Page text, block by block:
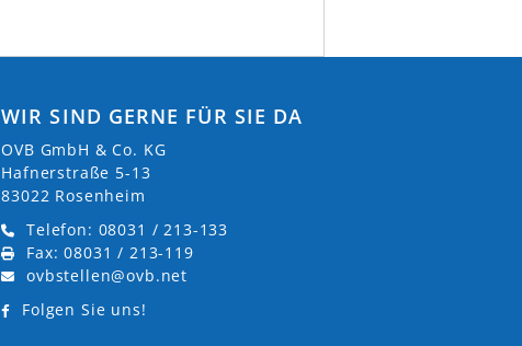
WIR SIND GERNE FÜR SIE DA
OVB GmbH & Co. KG
Hafnerstraße 5-13
83022 Rosenheim
Telefon: 08031 / 213-133
Fax: 08031 / 213-119
ovbstellen@ovb.net
Folgen Sie uns!